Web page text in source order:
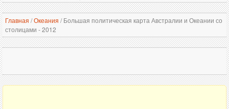
Главная /Океания /Большая политическая карта Австралии и Океании со
столицами - 2012